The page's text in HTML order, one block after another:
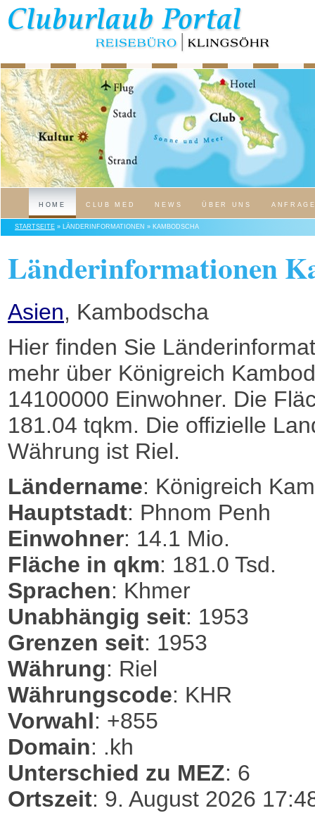
HOME CLUB MED NEWS ÜBER UNS
STARTSEITE » LÄNDERINFORMATIONEN » KAMBODSCHA
Länderinformationen
Asien, Kambodscha
Hier finden Sie
mehr über Königreich
14100000 Einwohner. Die
181.04 tqkm. Die offizielle
Währung ist Riel.
Ländername: Königreich
Hauptstadt: Phnom Penh
Einwohner: 14.1 Mio.
Fläche in qkm: 181.0 Tsd.
Sprachen: Khmer
Unabhängig seit: 1953
Grenzen seit: 1953
Währung: Riel
Währungscode: KHR
Vorwahl: +855
Domain: .kh
Unterschied zu MEZ: 6
Ortszeit: 9. August 2026